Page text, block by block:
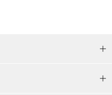
ファッション